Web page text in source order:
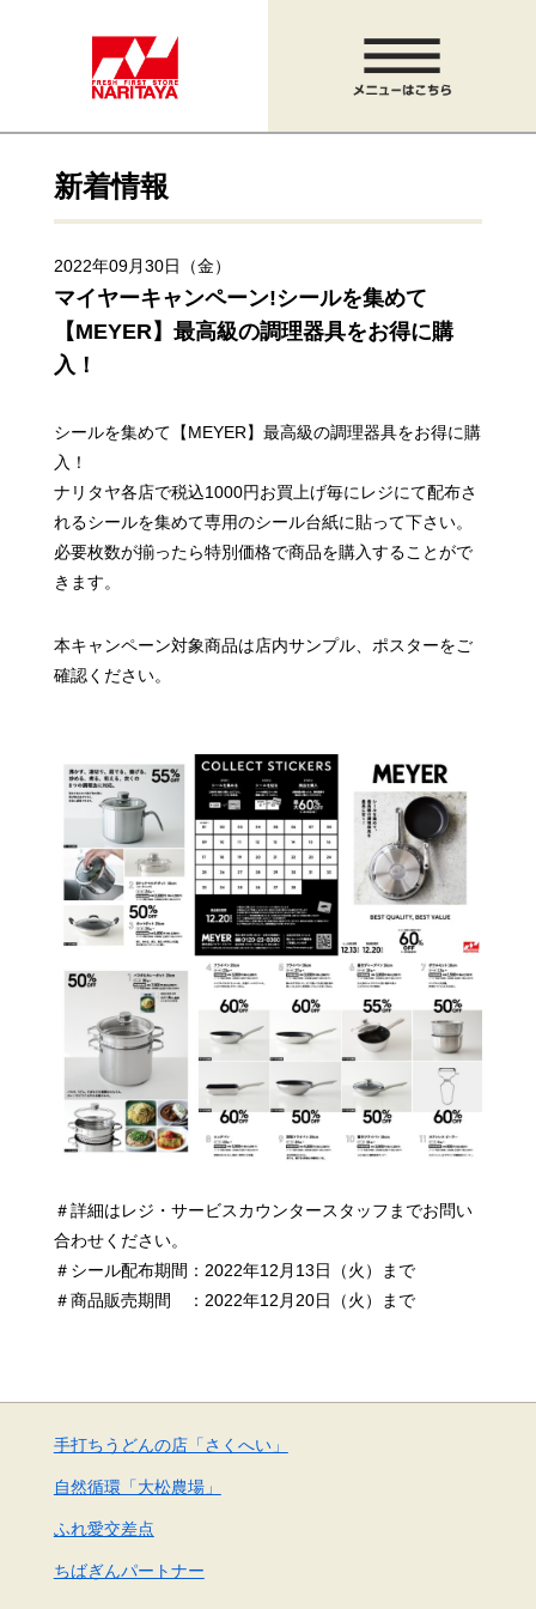
新着情報
2022年09月30日（金）
マイヤーキャンペーン!シールを集めて
【MEYER】最高級の調理器具をお得に購
入！
シールを集めて【MEYER】最高級の調理器具をお得に購
入！
ナリタヤ各店で税込1000円お買上げ毎にレジにて配布さ
れるシールを集めて専用のシール台紙に貼って下さい。
必要枚数が揃ったら特別価格で商品を購入することがで
きます。
本キャンペーン対象商品は店内サンプル、ポスターをご
確認ください。
＃詳細はレジ・サービスカウンタースタッフまでお問い
合わせください。
＃シール配布期間：2022年12月13日（火）まで
＃商品販売期間 ：2022年12月20日（火）まで
手打ちうどんの店「さくへい」
自然循環「大松農場」
ふれ愛交差点
ちばぎんパートナー